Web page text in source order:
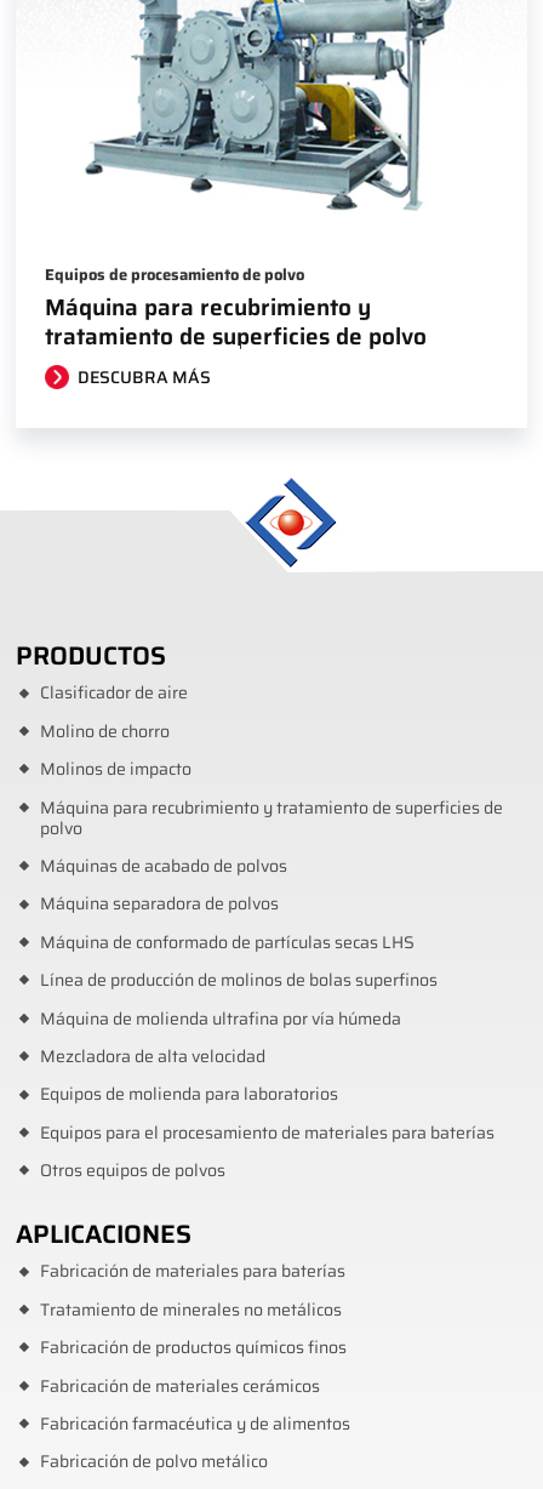
Equipos de procesamiento de polvo
Máquina para recubrimiento y
tratamiento de superficies de polvo
DESCUBRA MÁS
PRODUCTOS
Clasificador de aire
Molino de chorro
Molinos de impacto
Máquina para recubrimiento y tratamiento de superficies de
polvo
Máquinas de acabado de polvos
Máquina separadora de polvos
Máquina de conformado de partículas secas LHS
Línea de producción de molinos de bolas superfinos
Máquina de molienda ultrafina por vía húmeda
Mezcladora de alta velocidad
Equipos de molienda para laboratorios
Equipos para el procesamiento de materiales para baterías
Otros equipos de polvos
APLICACIONES
Fabricación de materiales para baterías
Tratamiento de minerales no metálicos
Fabricación de productos químicos finos
Fabricación de materiales cerámicos
Fabricación farmacéutica y de alimentos
Fabricación de polvo metálico